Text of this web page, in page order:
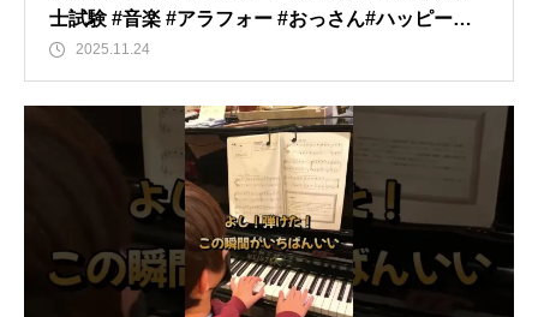
士試験 #音楽 #アラフォー #おっさん#ハッピーバ
ースデー ＃証城寺の狸囃子＃歌唱
2025.11.24